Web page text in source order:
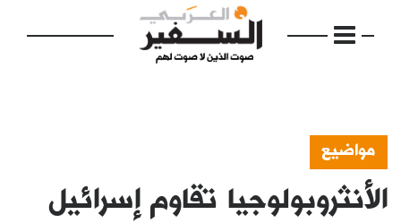
الرئيسية
مواضيع
الأنثروبولوجيا تقاوم إسرائيل